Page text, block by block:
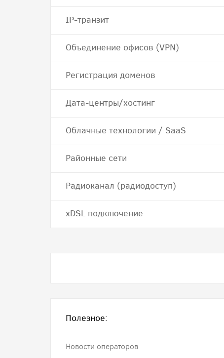
IP-транзит
Объединение офисов (VPN)
Регистрация доменов
Дата-центры/хостинг
Облачные технологии / SaaS
Районные сети
Радиоканал (радиодоступ)
хDSL подключение
Полезное:
Новости операторов